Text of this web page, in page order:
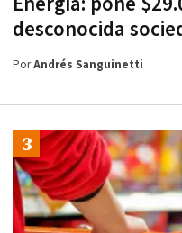
desconocida
PorAndrés Sanguinetti